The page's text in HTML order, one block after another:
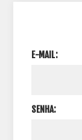
E-MAIL:
SENHA: